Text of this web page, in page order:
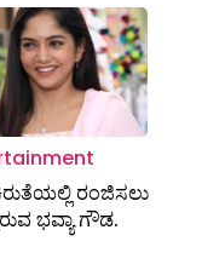
ರಂಜಿಸಲು
ಭವ್ಯಾ ಗೌಡ.